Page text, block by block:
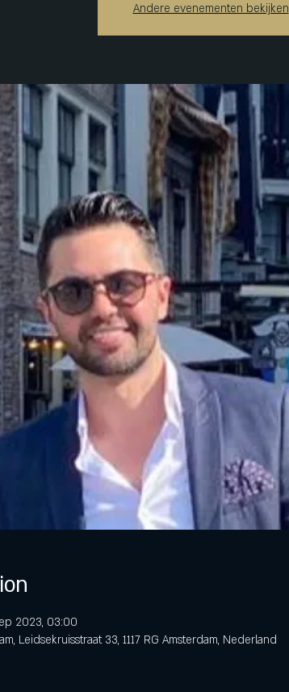
Andere evenementen bekijken
2023, 03:00
Leidsekruisstraat 33, 1117 RG Amsterdam, Nederland